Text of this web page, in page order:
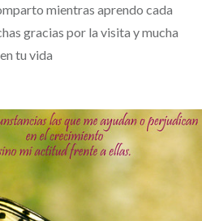
mientras aprendo cada
gracias por la visita y mucha
tu vida